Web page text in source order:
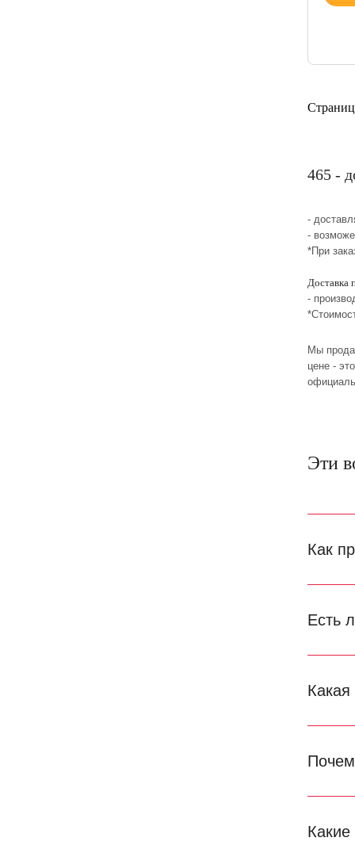
465 -
-
-
*При
Доставка
-
Мы
цене -
Эти
Как
Есть
Какая